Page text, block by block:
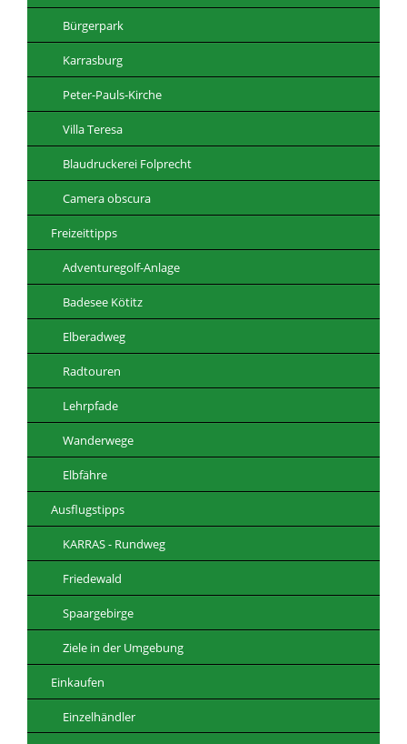
Bürgerpark
Karrasburg
Peter-Pauls-Kirche
Villa Teresa
Blaudruckerei Folprecht
Camera obscura
Freizeittipps
Adventuregolf-Anlage
Badesee Kötitz
Elberadweg
Radtouren
Lehrpfade
Wanderwege
Elbfähre
Ausflugstipps
KARRAS - Rundweg
Friedewald
Spaargebirge
Ziele in der Umgebung
Einkaufen
Einzelhändler